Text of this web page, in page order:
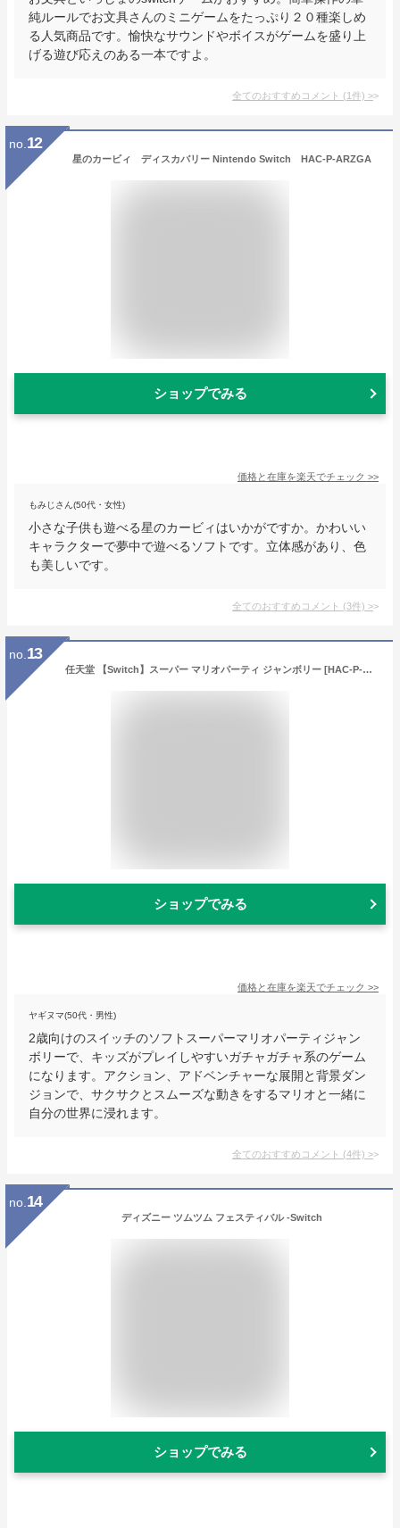
純ルールでお文具さんのミニゲームをたっぷり２０種楽しめ
る人気商品です。愉快なサウンドやボイスがゲームを盛り上
げる遊び応えのある一本ですよ。
全てのおすすめコメント (1件) >
no. 12
星のカービィ ディスカバリー Nintendo Switch HAC-P-ARZGA
ショップでみる
価格と在庫を楽天でチェック >>
もみじさん(50代・女性)
小さな子供も遊べる星のカービィはいかがですか。かわいい
キャラクターで夢中で遊べるソフトです。立体感があり、色
も美しいです。
全てのおすすめコメント (3件) >
no. 13
任天堂 【Switch】スーパー マリオパーティ ジャンボリー [HAC-P-A7HLA NSW ス-パ-マリオパ-ティ ジャンボリ-]
ショップでみる
価格と在庫を楽天でチェック >>
ヤギヌマ(50代・男性)
2歳向けのスイッチのソフトスーパーマリオパーティジャン
ボリーで、キッズがプレイしやすいガチャガチャ系のゲーム
になります。アクション、アドベンチャーな展開と背景ダン
ジョンで、サクサクとスムーズな動きをするマリオと一緒に
自分の世界に浸れます。
全てのおすすめコメント (4件) >
no. 14
ディズニー ツムツム フェスティバル -Switch
ショップでみる